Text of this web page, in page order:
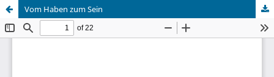
Vom Haben zum Sein